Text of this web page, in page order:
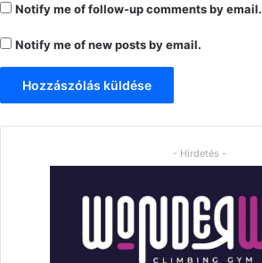
Notify me of follow-up comments by email.
Notify me of new posts by email.
- Hirdetés -